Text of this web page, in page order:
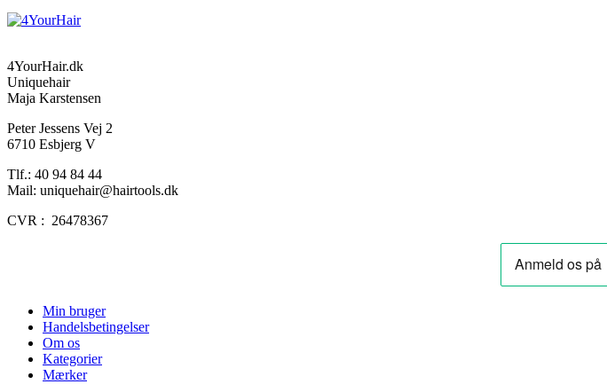
4YourHair.dk
Uniquehair
Maja Karstensen
Peter Jessens Vej 2
6710 Esbjerg V
Tlf.: 40 94 84 44
Mail: uniquehair@hairtools.dk
CVR : 26478367
Min bruger
Handelsbetingelser
Om os
Kategorier
Mærker